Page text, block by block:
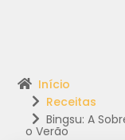
Início
Receitas
Bingsu: A
o Verão